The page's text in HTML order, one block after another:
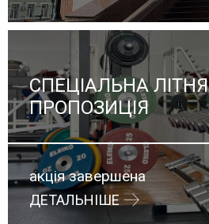
СПЕЦІАЛЬНА ЛІТНЯ
ПРОПОЗИЦІЯ
акція завершена
ДЕТАЛЬНІШЕ